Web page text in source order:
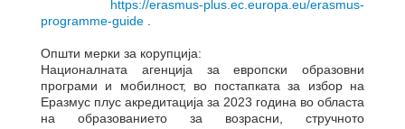
https://erasmus-plus.ec.europa.eu/erasmus-
programme-guide .
Општи мерки за корупција:
Националната агенција за европски образовни
програми и мобилност, во постапката за избор на
Еразмус плус акредитација за 2023 година во областа
на образованието за возрасни, стручното